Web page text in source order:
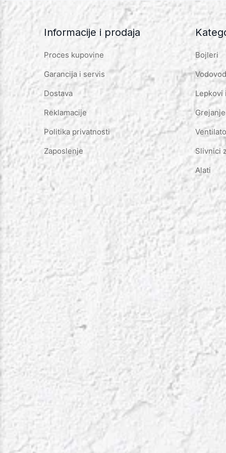
Informacije i prodaja
Proces kupovine
Garancija i servis
Dostava
Reklamacije
Politika privatnosti
Zaposlenje
Bojleri
Lepkovi
Slivnici
Alati